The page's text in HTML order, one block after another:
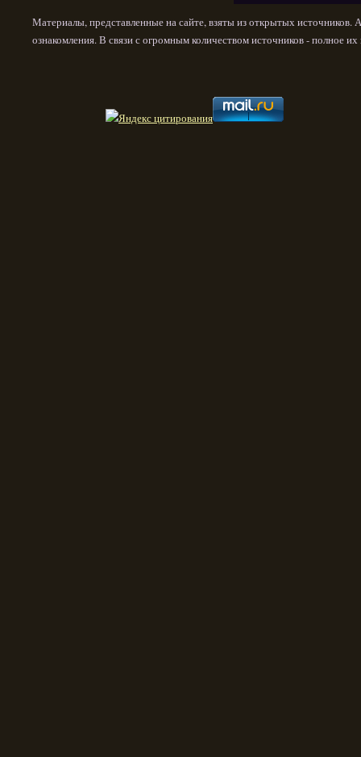
Материалы, представленные на сайте, взяты из открытых
ознакомления. В связи с огромным количеством источников - полное